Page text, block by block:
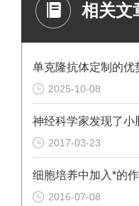
相关文
单克隆抗体定制的优
2025-10-08
神经科学家发现了小
2017-03-23
2016-07-08